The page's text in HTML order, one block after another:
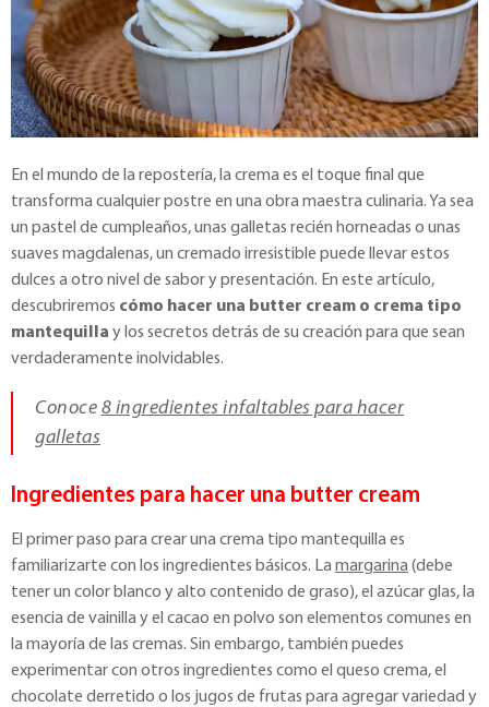
En el mundo de la repostería, la crema es el toque final que
transforma cualquier postre en una obra maestra culinaria. Ya sea
un pastel de cumpleaños, unas galletas recién horneadas o unas
suaves magdalenas, un cremado irresistible puede llevar estos
dulces a otro nivel de sabor y presentación. En este artículo,
descubriremos cómo hacer una butter cream o crema tipo
mantequilla y los secretos detrás de su creación para que sean
verdaderamente inolvidables.
Conoce 8 ingredientes infaltables para hacer
galletas
Ingredientes para hacer una butter cream
El primer paso para crear una crema tipo mantequilla es
familiarizarte con los ingredientes básicos. Lamargarina(debe
tener un color blanco y alto contenido de graso), el azúcar glas, la
esencia de vainilla y el cacao en polvo son elementos comunes en
la mayoría de las cremas. Sin embargo, también puedes
experimentar con otros ingredientes como el queso crema, el
chocolate derretido o los jugos de frutas para agregar variedad y